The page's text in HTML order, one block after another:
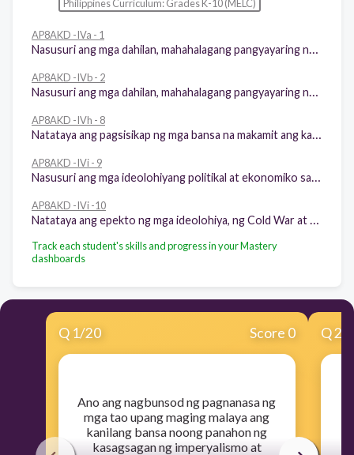
Philippines Curriculum: Grades K-10 (MELC)
AP8AKD -IVa - 1
AP8AKD -IVb - 2
AP8AKD -IVh - 8
AP8AKD -IVi - 9
AP8AKD -IVi -10
Track each student's skills and progress in your Mastery
dashboards
Q 1/20 Score 0
​Ano ang nagbunsod ng pagnanasa ng
mga tao upang maging malaya ang
kanilang bansa noong panahon ng
kasagsagan ng imperyalismo at
Q2